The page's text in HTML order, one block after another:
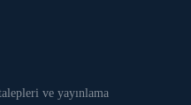
ve yayınlama